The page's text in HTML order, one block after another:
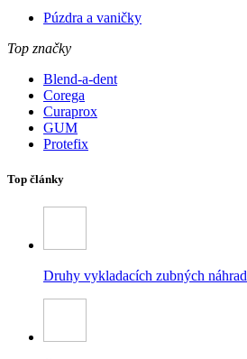
Púzdra a vaničky
Top značky
Blend-a-dent
Corega
Curaprox
GUM
Protefix
Top články
Druhy vykladacích zubných náhrad